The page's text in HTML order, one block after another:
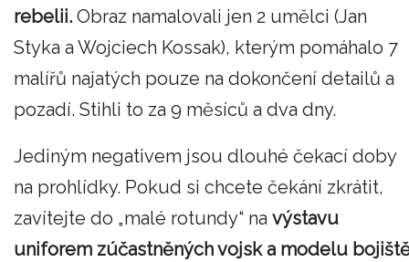
rebelii. Obraz namalovali jen 2 umělci (Jan
Styka a Wojciech Kossak), kterým pomáhalo 7
malířů najatých pouze na dokončení detailů a
pozadí. Stihli to za 9 měsíců a dva dny.
Jediným negativem jsou dlouhé čekací doby
na prohlídky. Pokud si chcete čekání zkrátit,
zavítejte do „malé rotundy“ na výstavu
uniforem zúčastněných vojsk a modelu